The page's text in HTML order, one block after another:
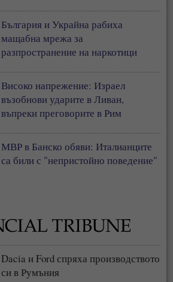
България и Украйна рабиха
мащабна мрежа за
разпространение на наркотици
Високо напрежение: Израел
възобнови ударите в Ливан,
въпреки преговорите в Рим
МВР в Банско обяви: Италианците
са били с "непристойно поведение"
Dacia и Ford спряха производството
си в Румъния